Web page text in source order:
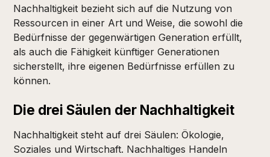
Nachhaltigkeit bezieht sich auf die Nutzung von
Ressourcen in einer Art und Weise, die sowohl die
Bedürfnisse der gegenwärtigen Generation erfüllt,
als auch die Fähigkeit künftiger Generationen
sicherstellt, ihre eigenen Bedürfnisse erfüllen zu
können.
Die drei Säulen der Nachhaltigkeit
Nachhaltigkeit steht auf drei Säulen: Ökologie,
Soziales und Wirtschaft. Nachhaltiges Handeln